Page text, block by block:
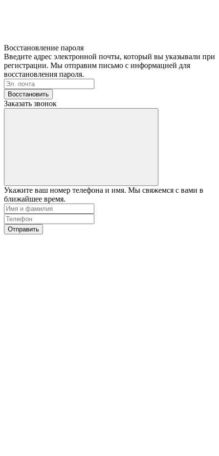
Восстановление пароля
Введите адрес электронной почты, который вы указывали при
регистрации. Мы отправим письмо с информацией для
восстановления пароля.
Восстановить
Заказать звонок
Укажите ваш номер телефона и имя. Мы свяжемся с вами в
ближайшее время.
Отправить